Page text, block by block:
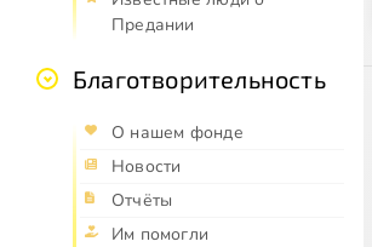
Предании
Благотворительность
О нашем фонде
Новости
Отчёты
Им помогли